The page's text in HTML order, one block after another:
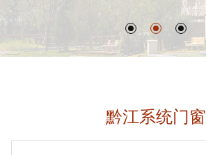
黔江系统门窗